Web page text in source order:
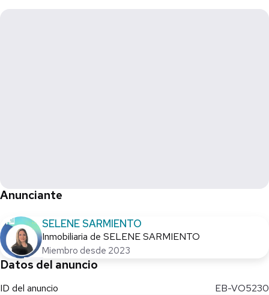
Anunciante
SELENE SARMIENTO
Inmobiliaria de SELENE SARMIENTO
Miembro desde 2023
Datos del anuncio
ID del anuncio
EB-VO5230